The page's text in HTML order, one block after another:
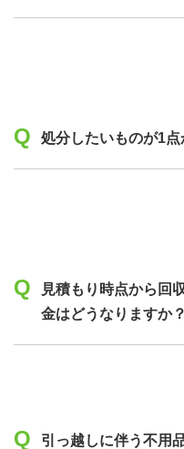
処分したいものが1
見積もり時点から回
金はどうなりますか？
引っ越しに伴う不用